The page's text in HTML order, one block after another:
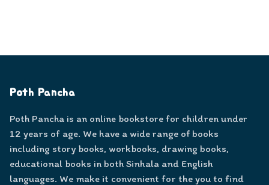
Poth Pancha
Poth Pancha is an online bookstore for children under
12 years of age. We have a wide range of books
including story books, workbooks, drawing books,
educational books in both Sinhala and English
languages. We make it convenient for the you to find